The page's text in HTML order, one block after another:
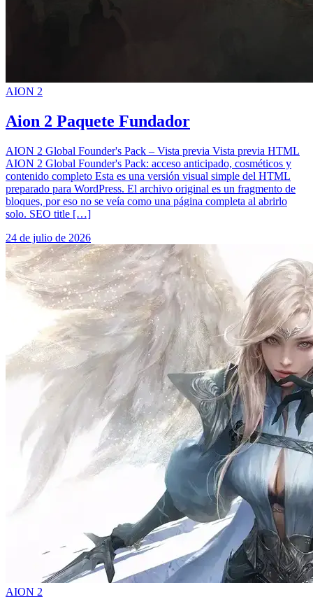
AION 2
Aion 2 Paquete Fundador
AION 2 Global Founder's Pack – Vista previa Vista previa HTML
AION 2 Global Founder's Pack: acceso anticipado, cosméticos y
contenido completo Esta es una versión visual simple del HTML
preparado para WordPress. El archivo original es un fragmento de
bloques, por eso no se veía como una página completa al abrirlo
solo. SEO title […]
24 de julio de 2026
AION 2